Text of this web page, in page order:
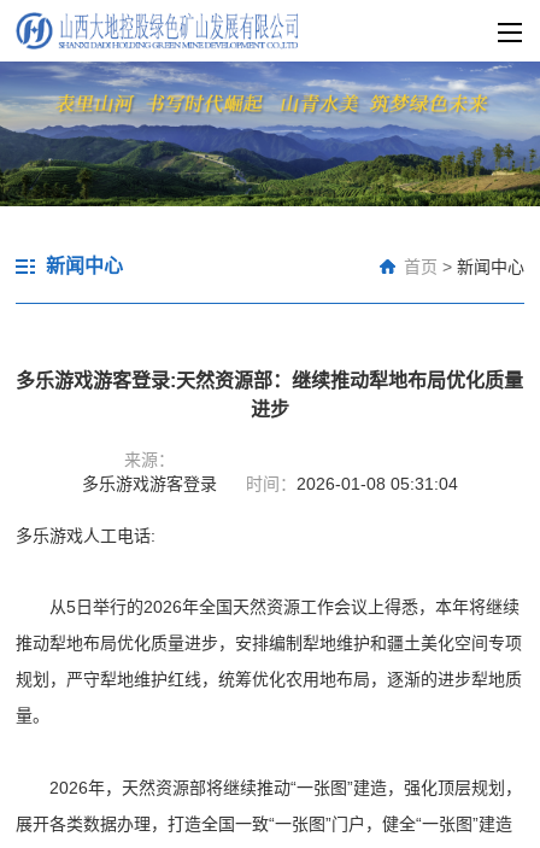
新闻中心 首页 > 新闻中心
多乐游戏游客登录:天然资源部：继续推动犁地布局优化质量
进步
来源：
多乐游戏游客登录
时间： 2026-01-08 05:31:04
多乐游戏人工电话:
从5日举行的2026年全国天然资源工作会议上得悉，本年将继续
推动犁地布局优化质量进步，安排编制犁地维护和疆土美化空间专项
规划，严守犁地维护红线，统筹优化农用地布局，逐渐的进步犁地质
量。
2026年，天然资源部将继续推动“一张图”建造，强化顶层规划，
展开各类数据办理，打造全国一致“一张图”门户，健全“一张图”建造